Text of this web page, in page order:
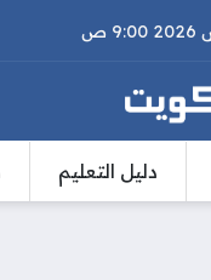
دليل التعليم